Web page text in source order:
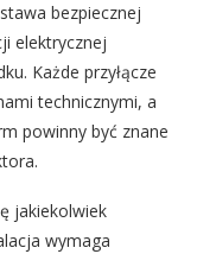
bezpiecznej
elektrycznej
Każde przyłącze
technicznymi, a
powinny być znane
jakiekolwiek
wymaga